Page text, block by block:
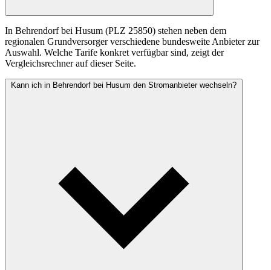
In Behrendorf bei Husum (PLZ 25850) stehen neben dem
regionalen Grundversorger verschiedene bundesweite Anbieter zur
Auswahl. Welche Tarife konkret verfügbar sind, zeigt der
Vergleichsrechner auf dieser Seite.
Kann ich in Behrendorf bei Husum den Stromanbieter wechseln?